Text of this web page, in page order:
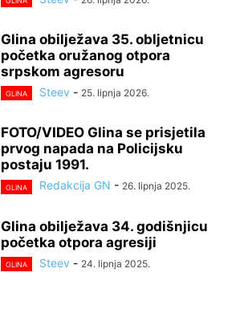
Glina obilježava 35. obljetnicu
početka oružanog otpora
srpskom agresoru
GLINA Steev - 25. lipnja 2026.
FOTO/VIDEO Glina se prisjetila
prvog napada na Policijsku
postaju 1991.
GLINA Redakcija GN - 26. lipnja 2025.
Glina obilježava 34. godišnjicu
početka otpora agresiji
GLINA Steev - 24. lipnja 2025.